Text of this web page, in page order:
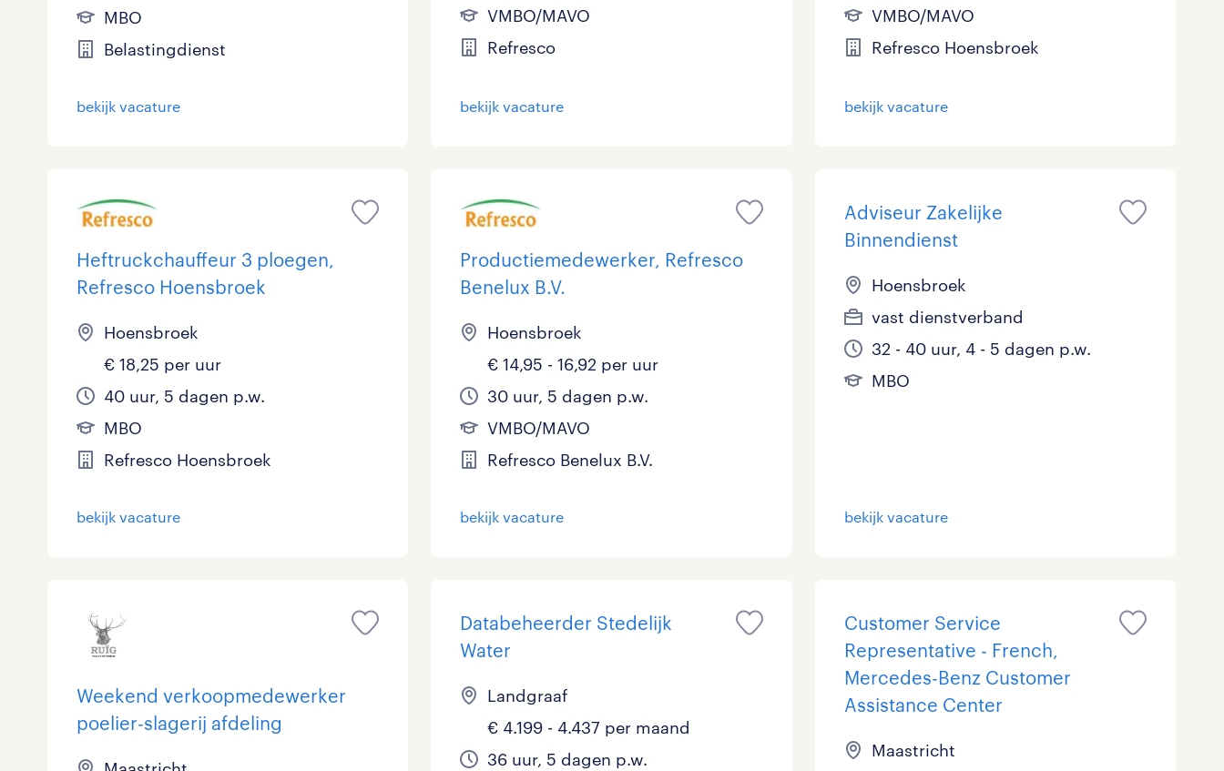
MBO
Belastingdienst
bekijk vacature
VMBO/MAVO
Refresco
bekijk vacature
VMBO/MAVO
Refresco Hoensbroek
bekijk vacature
Heftruckchauffeur 3 ploegen,
Refresco Hoensbroek
Hoensbroek
€ 18,25 per uur
40 uur, 5 dagen p.w.
MBO
Refresco Hoensbroek
bekijk vacature
Productiemedewerker, Refresco
Benelux B.V.
Hoensbroek
€ 14,95 - 16,92 per uur
30 uur, 5 dagen p.w.
VMBO/MAVO
Refresco Benelux B.V.
bekijk vacature
Adviseur Zakelijke
Binnendienst
Hoensbroek
vast dienstverband
32 - 40 uur, 4 - 5 dagen p.w.
MBO
bekijk vacature
Weekend verkoopmedewerker
poelier-slagerij afdeling
Databeheerder Stedelijk
Water
Landgraaf
€ 4.199 - 4.437 per maand
36 uur, 5 dagen p.w.
Customer Service
Representative - French,
Mercedes-Benz Customer
Assistance Center
Maastricht